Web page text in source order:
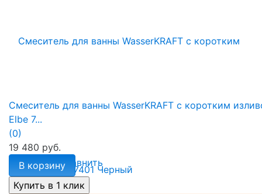
избранное сравнить
Смеситель для ванны WasserKRAFT с коротким
Elbe 7...
(0)
19 480 руб.
В корзину